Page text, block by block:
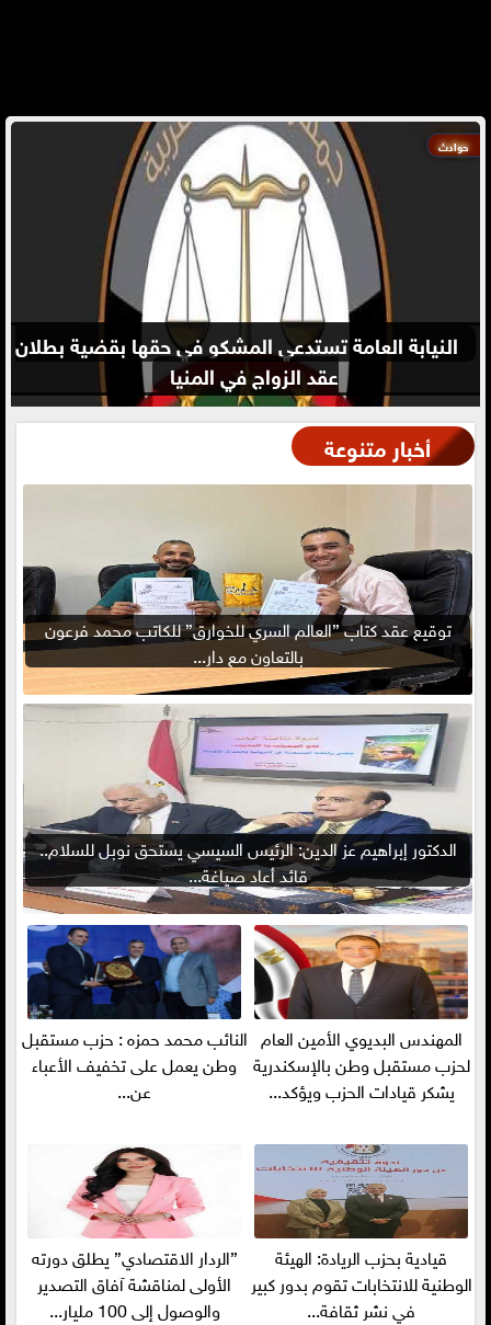
حوادث
النيابة العامة تستدعي المشكو في حقها بقضية بطلان
عقد الزواج في المنيا
أخبار متنوعة
توقيع عقد كتاب ”العالم السري للخوارق” للكاتب محمد فرعون
بالتعاون مع دار...
الدكتور إبراهيم عز الدين: الرئيس السيسي يستحق نوبل للسلام..
قائد أعاد صياغة...
المهندس البديوي الأمين العام
لحزب مستقبل وطن بالإسكندرية
يشكر قيادات الحزب ويؤكد...
النائب محمد حمزه : حزب مستقبل
وطن يعمل على تخفيف الأعباء
عن...
قيادية بحزب الريادة: الهيئة
الوطنية للانتخابات تقوم بدور كبير
في نشر ثقافة...
”الردار الاقتصادي” يطلق دورته
الأولى لمناقشة آفاق التصدير
والوصول إلى 100 مليار...